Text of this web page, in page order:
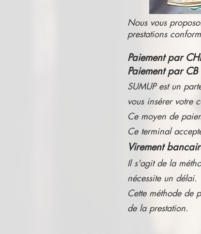
Nous vous
prestations
Paiement par
Paiement par
SUMUP est un
vous insérer votre
Ce moyen de
Ce terminal
Virement
Il s'agit de la
nécessite un délai.​
Cette méthode de
de la prestation.